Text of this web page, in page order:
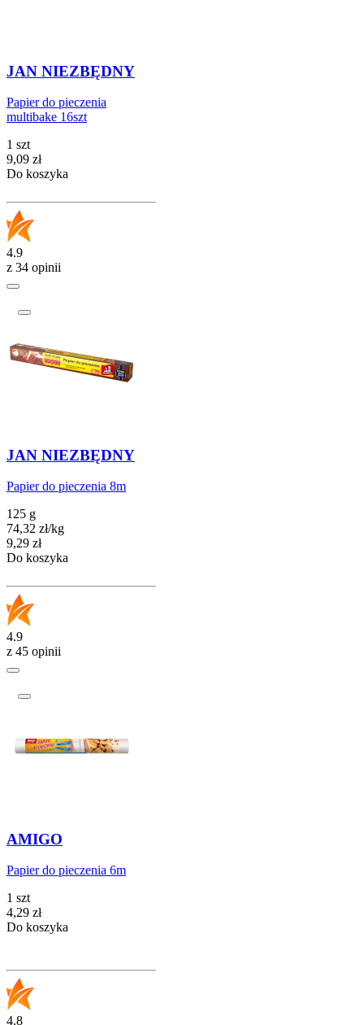
JAN NIEZBĘDNY
Papier do pieczenia
multibake 16szt
1 szt
Cena
9,09 zł
Do koszyka
4.9
z 34 opinii
JAN NIEZBĘDNY
Papier do pieczenia 8m
125 g
74,32 zł/kg
Cena
9,29 zł
Do koszyka
4.9
z 45 opinii
AMIGO
Papier do pieczenia 6m
1 szt
Cena
4,29 zł
Do koszyka
4.8